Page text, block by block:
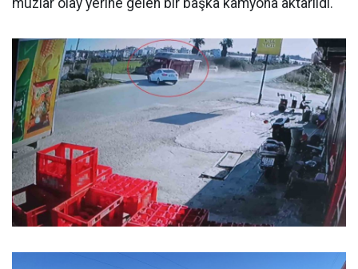
muzlar olay yerine gelen bir başka kamyona aktarıldı.